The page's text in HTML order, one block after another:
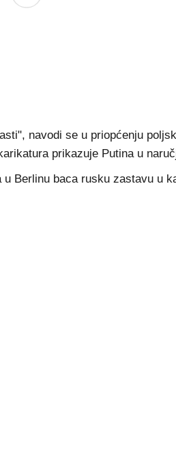
navodi se u priopćenju
prikazuje Putina u
Berlinu baca rusku zastavu u